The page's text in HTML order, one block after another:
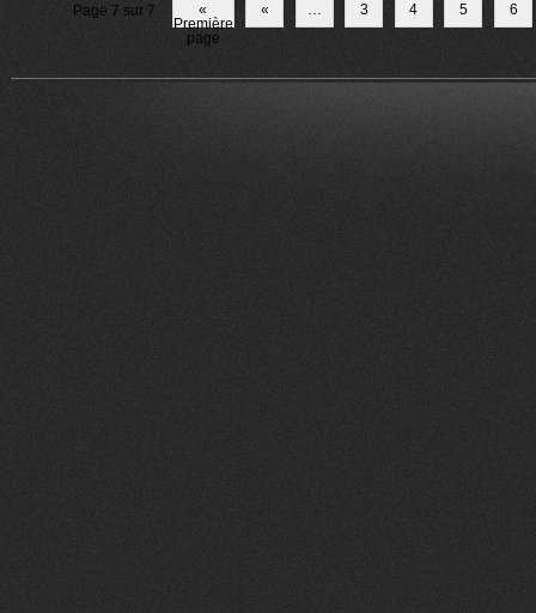
Page 7 sur 7
«
Première
page
« … 3 4 5 6